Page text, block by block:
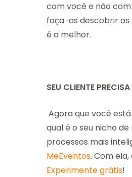
com você e não
faça-as descobrir os
é a melhor.
SEU CLIENTE
Agora que você
qual é o seu nicho
processos mais
MeEventos. Com
Experimente grátis!